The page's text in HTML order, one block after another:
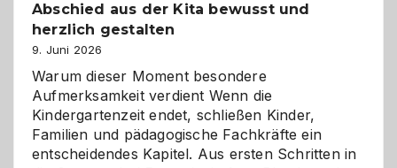
verstehen
Abschied aus der Kita bewusst und
herzlich gestalten
9. Juni 2026
Warum dieser Moment besondere
Aufmerksamkeit verdient Wenn die
Kindergartenzeit endet, schließen Kinder,
Familien und pädagogische Fachkräfte ein
entscheidendes Kapitel. Aus ersten Schritten in